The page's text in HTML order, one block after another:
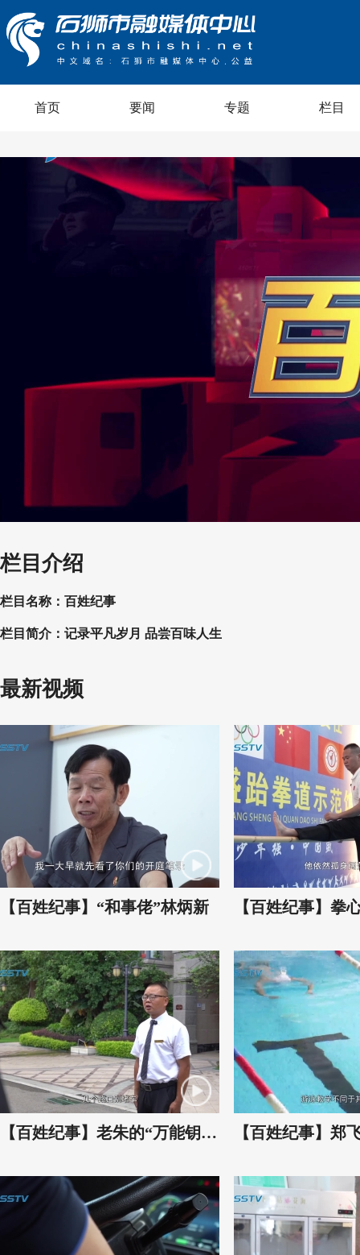
首页 要闻 专题 栏目
栏目介绍
栏目名称：百姓纪事
栏目简介：记录平凡岁月 品尝百味人生
最新视频
【百姓纪事】“和事佬”林炳新 【百姓纪事】拳
【百姓纪事】老朱的“万能钥匙”